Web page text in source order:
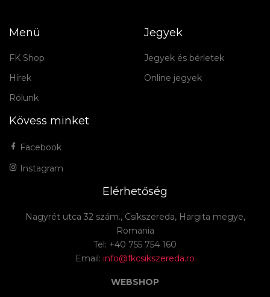
Menü
FK Shop
Hírek
Rólunk
Jegyek
Jegyek és bérletek
Online jegyek
Kövess minket
Facebook
Instagram
Elérhetőség
Nagyrét utca 32 szám., Csíkszereda, Hargita megye,
Romania
Tel: +40 755 754 160
Email: info@fkcsikszereda.ro
WEBSHOP